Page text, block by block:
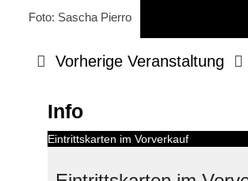
Foto: Sascha Pierro
Vorherige Veranstaltung
Info
Eintrittskarten im Vorverkauf